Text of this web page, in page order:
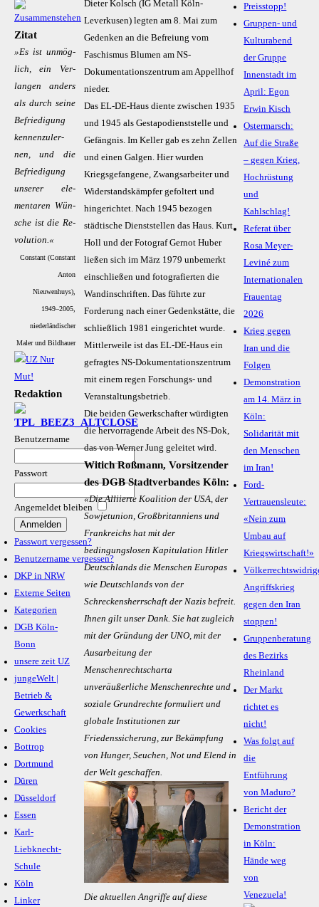
Zitat
»Es ist un­mög­
lich, ein Ver­
lan­gen an­ders
als durch sei­ne
Be­frie­di­gung
ken­nen­zu­ler­
nen, und die
Be­frie­di­gung
un­se­rer ele­
men­ta­ren Wün­
sche ist die Re­
vo­lu­ti­on.«
Constant (Constant
Anton
Nieuwenhuys),
1949–2005,
niederländischer
Maler und Bildhauer
Redaktion
Benutzername
Passwort
Angemeldet bleiben
Passwort vergessen?
Benutzername vergessen?
DKP in NRW
Externe Seiten
Kategorien
DGB Köln-
Bonn
unsere zeit UZ
jungeWelt |
Betrieb &
Gewerkschaft
Cookies
Bottrop
Dortmund
Düren
Düsseldorf
Essen
Karl-
Liebknecht-
Schule
Köln
Linker
Dieter Kolsch (IG Metall Köln-
Leverkusen) legten am 8. Mai zum
Gedenken an die Befreiung vom
Faschismus Blumen am NS-
Dokumentationszentrum am Appellhof
nieder.
Das EL-DE-Haus diente zwischen 1935
und 1945 als Gestapodienststelle und
Gefängnis. Im Keller gab es zehn Zellen
und einen Galgen. Hier wurden
Kriegsgefangene, Zwangsarbeiter und
Widerstandskämpfer gefoltert und
hingerichtet. Nach 1945 bezogen
städtische Dienststellen das Haus. Kurt
Holl und der Fotograf Gernot Huber
ließen sich im März 1979 unbemerkt
einschließen und fotografierten die
Wandinschriften. Das führte zur
Forderung nach einer Gedenkstätte, die
schließlich 1981 eingerichtet wurde.
Mittlerweile ist das EL-DE-Haus ein
gefragtes NS-Dokumentationszentrum
mit einem regen Forschungs- und
Veranstaltungsbetrieb.
Die beiden Gewerkschafter würdigten
die hervorragende Arbeit des NS-Dok,
das von Werner Jung geleitet wird.
Witich Roßmann, Vorsitzender
des DGB Stadtverbandes Köln:
«Die Alliierte Koalition der USA, der
Sowjetunion, Großbritanniens und
Frankreichs hat mit der
bedingungslosen Kapitulation Hitler
Deutschlands die Menschen Europas
wie Deutschlands von der
Schreckensherrschaft der Nazis befreit.
Ihnen gilt unser Dank. Sie hat zugleich
mit der Gründung der UNO, mit der
Ausarbeitung der
Menschenrechtscharta
unveräußerliche Menschenrechte und
soziale Grundrechte formuliert und
globale Institutionen zur
Friedenssicherung, zur Bekämpfung
von Hunger, Seuchen, Not und Elend in
der Welt geschaffen.
Die aktuellen Angriffe auf diese
Preisstopp!
Gruppen- und
Kulturabend
der Gruppe
Innenstadt im
April: Egon
Erwin Kisch
Ostermarsch:
Auf die Straße
– gegen Krieg,
Hochrüstung
und
Kahlschlag!
Referat über
Rosa Meyer-
Leviné zum
Internationalen
Frauentag
2026
Krieg gegen
Iran und die
Folgen
Demonstration
am 14. März in
Köln:
Solidarität mit
den Menschen
im Iran!
Ford-
Vertrauensleute:
«Nein zum
Umbau auf
Kriegswirtschaft!»
Angriffskrieg
gegen den Iran
stoppen!
Gruppenberatung
des Bezirks
Rheinland
Der Markt
richtet es
nicht!
Was folgt auf
die
Entführung
von Maduro?
Bericht der
Demonstration
in Köln:
Hände weg
von
Venezuela!